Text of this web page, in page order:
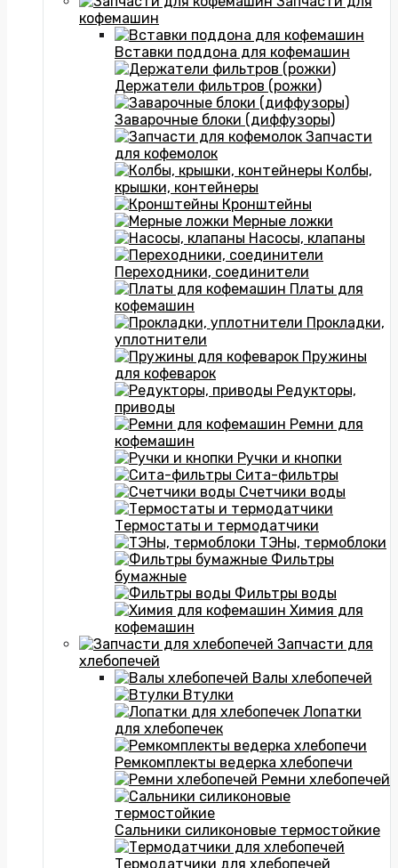
кофемашин
Вставки поддона для кофемашин
Держатели фильтров (рожки)
Заварочные блоки (диффузоры)
Запчасти
для кофемолок
Колбы,
крышки, контейнеры
Кронштейны
Мерные ложки
Насосы, клапаны
Переходники, соединители
Платы для
кофемашин
Прокладки,
уплотнители
Пружины
для кофеварок
Редукторы,
приводы
Ремни для
кофемашин
Ручки и кнопки
Сита-фильтры
Счетчики воды
Термостаты и термодатчики
ТЭНы, термоблоки
Фильтры
бумажные
Фильтры воды
Химия для
кофемашин
Запчасти для
хлебопечей
Валы хлебопечей
Втулки
Лопатки
для хлебопечек
Ремкомплекты ведерка хлебопечи
Ремни хлебопечей
Сальники силиконовые термостойкие
Термодатчики для хлебопечей